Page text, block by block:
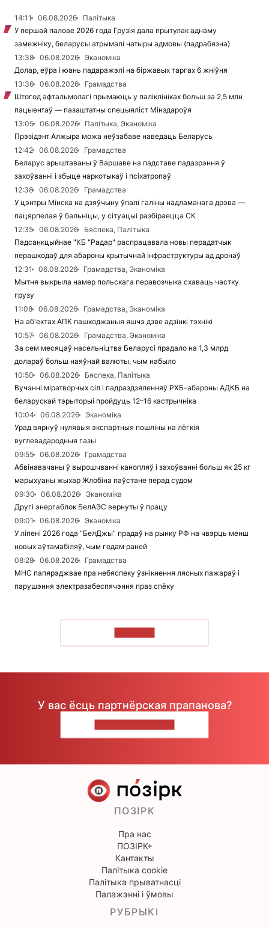
14:11 06.08.2026
Палітыка
У першай палове 2026 года Грузія дала прытулак аднаму
замежніку, беларусы атрымалі чатыры адмовы (падрабязна)
13:38
06.08.2026
Эканоміка
Долар, еўра і юань падаражэлі на біржавых таргах 6 жніўня
13:36
06.08.2026
Грамадства
Штогод афтальмолагі прымаюць у паліклініках больш за 2,5 млн
пацыентаў — пазаштатны спецыяліст Мінздароўя
13:05
06.08.2026
Палітыка, Эканоміка
Прэзідэнт Алжыра можа неўзабаве наведаць Беларусь
12:42
06.08.2026
Грамадства
Беларус арыштаваны ў Варшаве на падставе падазрэння ў
захоўванні і збыце наркотыкаў і псіхатропаў
12:38
06.08.2026
Грамадства
У цэнтры Мінска на дзяўчыну ўпалі галіны надламанага дрэва —
пацярпелая ў бальніцы, у сітуацыі разбіраецца СК
12:35
06.08.2026
Бяспека, Палітыка
Падсанкцыйнае "КБ "Радар" распрацавала новы перадатчык
перашкодаў для абароны крытычнай інфраструктуры ад дронаў
12:31
06.08.2026
Грамадства, Эканоміка
Мытня выкрыла намер польскага перавозчыка схаваць частку
грузу
11:08
06.08.2026
Грамадства, Эканоміка
На аб'ектах АПК пашкоджаныя яшчэ дзве адзінкі тэхнікі
10:57
06.08.2026
Грамадства, Эканоміка
За сем месяцаў насельніцтва Беларусі прадало на 1,3 млрд
долараў больш наяўнай валюты, чым набыло
10:50
06.08.2026
Бяспека, Палітыка
Вучэнні міратворчых сіл і падраздзяленняў РХБ-абароны АДКБ на
беларускай тэрыторыі пройдуць 12–16 кастрычніка
10:04
06.08.2026
Эканоміка
Урад вярнуў нулявыя экспартныя пошліны на лёгкія
вуглевадародныя газы
09:55
06.08.2026
Грамадства
Абвінавачаны ў вырошчванні канопляў і захоўванні больш як 25 кг
марыхуаны жыхар Жлобіна паўстане перад судом
09:30
06.08.2026
Эканоміка
Другі энергаблок БелАЭС вернуты ў працу
09:01
06.08.2026
Эканоміка
У ліпені 2026 года “БелДжы” прадаў на рынку РФ на чвэрць менш
новых аўтамабіляў, чым годам раней
08:28
06.08.2026
Грамадства
МНС папярэджвае пра небяспеку ўзнікнення лясных пажараў і
парушэння электразабеспячэння праз спёку
У вас ёсць партнёрская прапанова?
ПОЗІРК
Пра нас
ПОЗІРК+
Кантакты
Палітыка cookie
Палітыка прыватнасці
Палажэнні і ўмовы
РУБРЫКІ